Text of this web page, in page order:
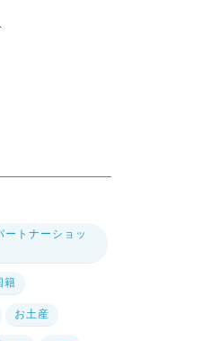
トナーショッ
籍
お土産